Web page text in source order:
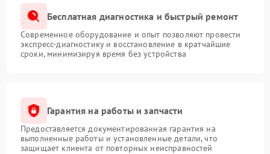
Бесплатная диагностика и быстрый ремонт
Современное оборудование и опыт позволяют провести
экспресс-диагностику и восстановление в кратчайшие
сроки, минимизируя время без устройства
Гарантия на работы и запчасти
Предоставляется документированная гарантия на
выполненные работы и установленные детали, что
защищает клиента от повторных неисправностей